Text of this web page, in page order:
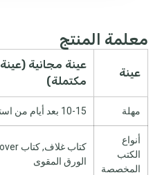
معلمة المنتج
عينة
عينة مجانية (عينة
مكتملة)
مهلة 10-15 بعد أيام من استلام الإيداع وتأكيد إثبات
أنواع
الكتب
المخصصة
الورق المقوى